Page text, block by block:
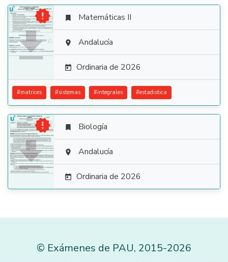

  Matemáticas II
 Andalucía
 Ordinaria de 2026
#matrices #sistemas #integrales #estadistica

  Biología
 Andalucía
 Ordinaria de 2026
© Exámenes de PAU, 2015-2026